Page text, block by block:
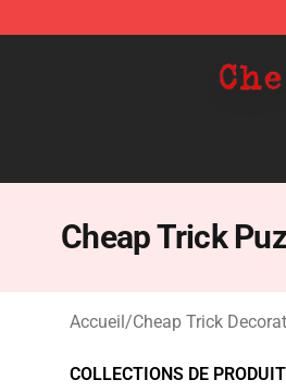
Cheap Trick
Accueil/Cheap Trick
COLLECTIONS DE